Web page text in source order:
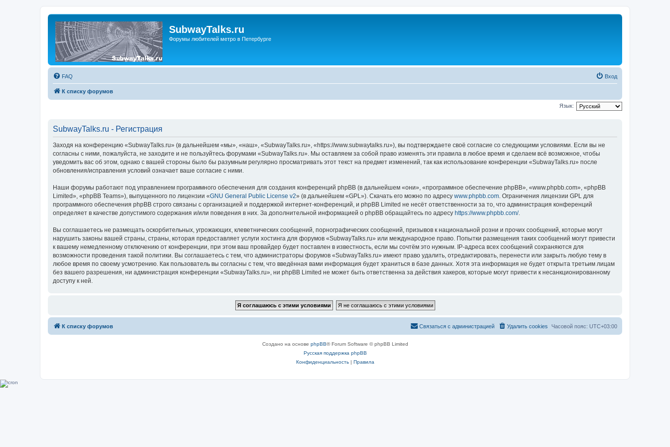
SubwayTalks.ru
Форумы любителей метро в Петербурге
FAQ Вход
К списку форумов
Язык:
SubwayTalks.ru - Регистрация
Заходя на конференцию «SubwayTalks.ru» (в дальнейшем «мы», «наш», «SubwayTalks.ru», «https://www.subwaytalks.ru»), вы подтверждаете своё согласие со следующими условиями. Если вы не
согласны с ними, пожалуйста, не заходите и не пользуйтесь форумами «SubwayTalks.ru». Мы оставляем за собой право изменять эти правила в любое время и сделаем всё возможное, чтобы
уведомить вас об этом, однако с вашей стороны было бы разумным регулярно просматривать этот текст на предмет изменений, так как использование конференции «SubwayTalks.ru» после
обновления/исправления условий означает ваше согласие с ними.
Наши форумы работают под управлением программного обеспечения для создания конференций phpBB (в дальнейшем «они», «программное обеспечение phpBB», «www.phpbb.com», «phpBB
Limited», «phpBB Teams»), выпущенного по лицензии «GNU General Public License v2» (в дальнейшем «GPL»). Скачать его можно по адресу www.phpbb.com . Ограничения лицензии GPL для
программного обеспечения phpBB строго связаны с организацией и поддержкой интернет-конференций, и phpBB Limited не несёт ответственности за то, что администрация конференций
определяет в качестве допустимого содержания и/или поведения в них. За дополнительной информацией о phpBB обращайтесь по адресу https://www.phpbb.com/.
Вы соглашаетесь не размещать оскорбительных, угрожающих, клеветнических сообщений, порнографических сообщений, призывов к национальной розни и прочих сообщений, которые могут
нарушить законы вашей страны, страны, которая предоставляет услуги хостинга для форумов «SubwayTalks.ru» или международное право. Попытки размещения таких сообщений могут привести
к вашему немедленному отключению от конференции, при этом ваш провайдер будет поставлен в известность, если мы сочтём это нужным. IP-адреса всех сообщений сохраняются для
возможности проведения такой политики. Вы соглашаетесь с тем, что администраторы форумов «SubwayTalks.ru» имеют право удалить, отредактировать, перенести или закрыть любую тему в
любое время по своему усмотрению. Как пользователь вы согласны с тем, что введённая вами информация будет храниться в базе данных. Хотя эта информация не будет открыта третьим лицам
без вашего разрешения, ни администрация конференции «SubwayTalks.ru», ни phpBB Limited не может быть ответственна за действия хакеров, которые могут привести к несанкционированному
доступу к ней.
К списку форумов Часовой пояс: UTC+03:00
Удалить cookies
Связаться с администрацией
Создано на основе phpBB® Forum Software © phpBB Limited
Русская поддержка phpBB
Конфиденциальность| Правила